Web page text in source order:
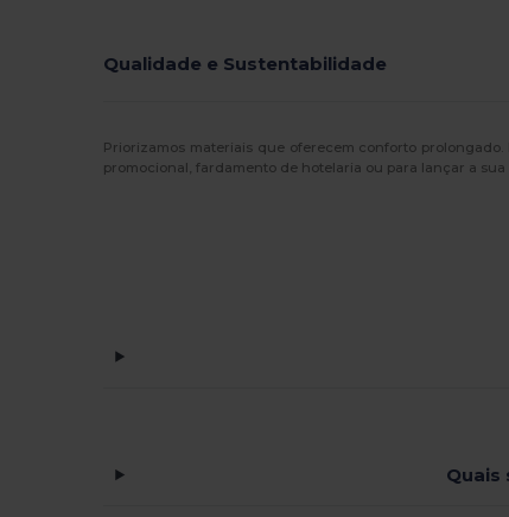
Qualidade e Sustentabilidade
Priorizamos materiais que oferecem conforto
promocional, fardamento de hotelaria ou para lançar a
Quais